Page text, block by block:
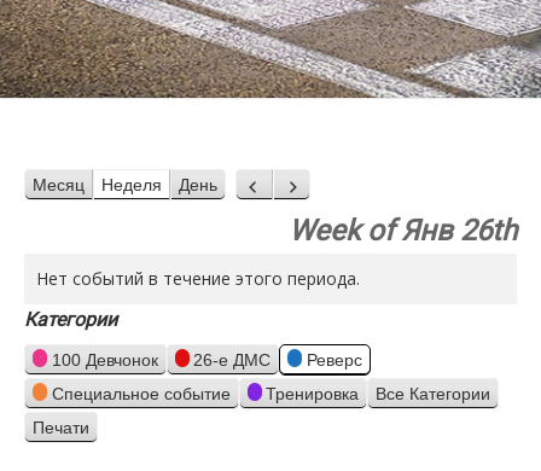
Месяц Неделя День Назад
Вперед
Week of Янв 26th
Нет событий в течение этого периода.
Категории
100 Девчонок 26-е ДМС
Реверс
Специальное событие
Тренировка Все Категории
Просмотр
Печати